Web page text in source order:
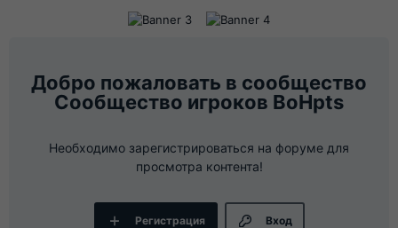
Сообщество игроков BoHpts
Необходимо зарегистрироваться на форуме для
просмотра контента!
Вход
Регистрация